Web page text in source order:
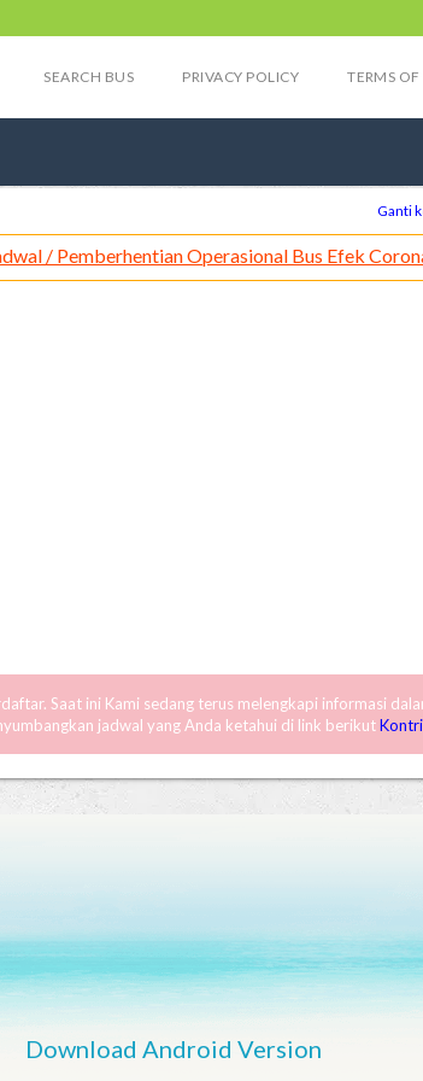
SEARCH BUS PRIVACY POLICY TERMS OF
Ganti
/ Pemberhentian Operasional Bus Efek
Saat ini Kami sedang terus melengkapi informasi
jadwal yang Anda ketahui di link berikut
Download Android Version